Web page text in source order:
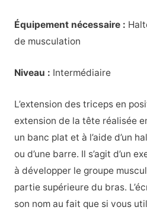
Équipement nécessaire :
de musculation
Niveau : Intermédiaire
L’extension des triceps en
extension de la tête réalisée
un banc plat et à l’aide d’un
ou d’une barre. Il s’agit d’un
à développer le groupe
partie supérieure du bras.
son nom au fait que si vous